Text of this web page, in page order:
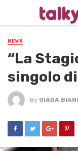
NEWS
“La
singolo
By GIADA